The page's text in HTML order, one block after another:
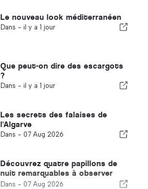
Le nouveau look méditerranéen
Dans - il y a 1 jour
Que peut-on dire des escargots
?
Dans - il y a 1 jour
Les secrets des falaises de
l'Algarve
Dans - 07 Aug 2026
Découvrez quatre papillons de
nuit remarquables à observer
dans votre jardin
Dans - 07 Aug 2026